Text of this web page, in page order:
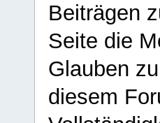
Beiträgen
Seite die
Glauben
diesem